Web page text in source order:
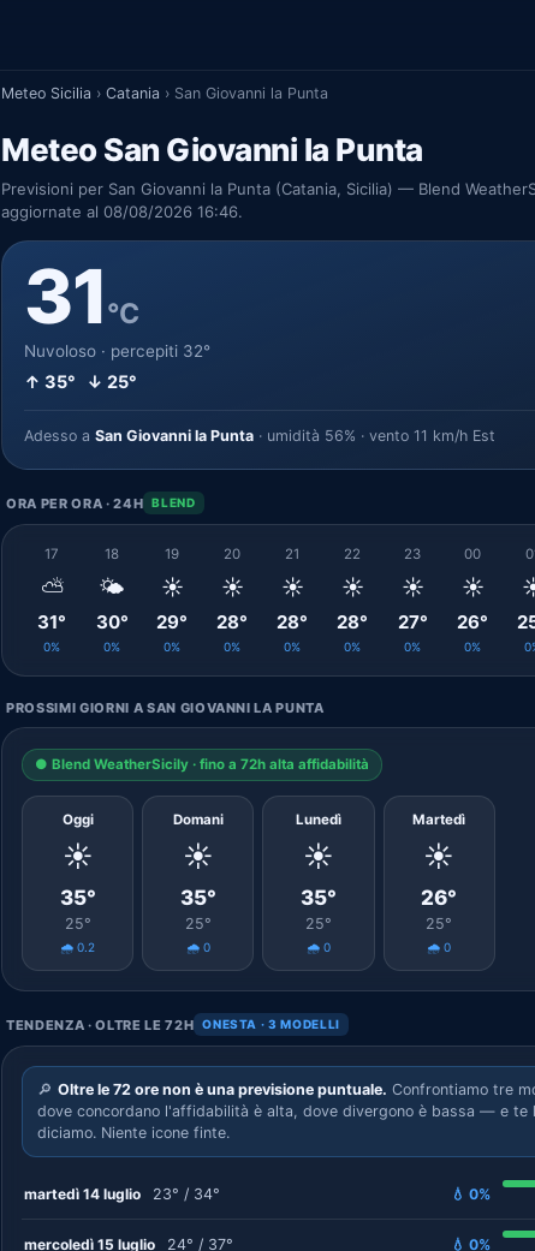
Meteo Sicilia › Catania › San Giovanni la Punta
Meteo San Giovanni la Punta
Previsioni per San Giovanni la Punta (Catania, Sicilia) — Blend
aggiornate al 08/08/2026 16:46.
31°C
Nuvoloso · percepiti 32°
↑ 35° ↓ 25°
Adesso a San Giovanni la Punta · umidità 56% · vento 11 km/h Est
ORA PER ORA · 24H BLEND
17
⛅
31°
0%
18
🌤️
30°
0%
19
☀️
29°
0%
20
☀️
28°
0%
21
☀️
28°
0%
22
☀️
28°
0%
23
☀️
27°
0%
00
☀️
26°
0%
PROSSIMI GIORNI A SAN GIOVANNI LA PUNTA
● Blend WeatherSicily · fino a 72h alta affidabilità
Oggi
☀️
35°
25°
🌧️ 0.2
Domani
☀️
35°
25°
🌧️ 0
Lunedì
☀️
35°
25°
🌧️ 0
Martedì
☀️
26°
25°
🌧️ 0
TENDENZA · OLTRE LE 72H ONESTA · 3 MODELLI
🔎 Oltre le 72 ore non è una previsione puntuale. Confrontiamo tre
dove concordano l'affidabilità è alta, dove divergono è bassa — e te
diciamo. Niente icone finte.
martedì 14 luglio 23° / 34° 💧 0%
mercoledì 15 luglio 24° / 37° 💧 0%